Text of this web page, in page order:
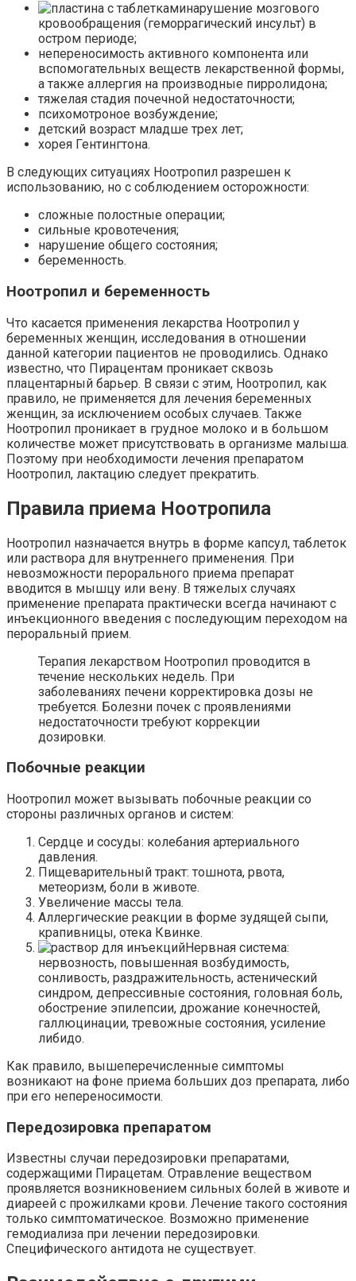
нарушение мозгового
кровообращения (геморрагический инсульт) в
остром периоде;
непереносимость активного компонента или
вспомогательных веществ лекарственной формы,
а также аллергия на производные пирролидона;
тяжелая стадия почечной недостаточности;
психомотроное возбуждение;
детский возраст младше трех лет;
хорея Гентингтона.
В следующих ситуациях Ноотропил разрешен к
использованию, но с соблюдением осторожности:
сложные полостные операции;
сильные кровотечения;
нарушение общего состояния;
беременность.
Ноотропил и беременность
Что касается применения лекарства Ноотропил у
беременных женщин, исследования в отношении
данной категории пациентов не проводились. Однако
известно, что Пирацентам проникает сквозь
плацентарный барьер. В связи с этим, Ноотропил, как
правило, не применяется для лечения беременных
женщин, за исключением особых случаев. Также
Ноотропил проникает в грудное молоко и в большом
количестве может присутствовать в организме малыша.
Поэтому при необходимости лечения препаратом
Ноотропил, лактацию следует прекратить.
Правила приема Ноотропила
Ноотропил назначается внутрь в форме капсул, таблеток
или раствора для внутреннего применения. При
невозможности перорального приема препарат
вводится в мышцу или вену. В тяжелых случаях
применение препарата практически всегда начинают с
инъекционного введения с последующим переходом на
пероральный прием.
Терапия лекарством Ноотропил проводится в
течение нескольких недель. При
заболеваниях печени корректировка дозы не
требуется. Болезни почек с проявлениями
недостаточности требуют коррекции
дозировки.
Побочные реакции
Ноотропил может вызывать побочные реакции со
стороны различных органов и систем:
Сердце и сосуды: колебания артериального
давления.
Пищеварительный тракт: тошнота, рвота,
метеоризм, боли в животе.
Увеличение массы тела.
Аллергические реакции в форме зудящей сыпи,
крапивницы, отека Квинке.
Нервная система:
нервозность, повышенная возбудимость,
сонливость, раздражительность, астенический
синдром, депрессивные состояния, головная боль,
обострение эпилепсии, дрожание конечностей,
галлюцинации, тревожные состояния, усиление
либидо.
Как правило, вышеперечисленные симптомы
возникают на фоне приема больших доз препарата, либо
при его непереносимости.
Передозировка препаратом
Известны случаи передозировки препаратами,
содержащими Пирацетам. Отравление веществом
проявляется возникновением сильных болей в животе и
диареей с прожилками крови. Лечение такого состояния
только симптоматическое. Возможно применение
гемодиализа при лечении передозировки.
Специфического антидота не существует.